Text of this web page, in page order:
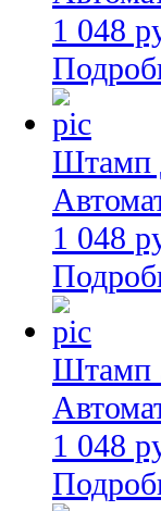
1 048
Штамп
1 048
Штамп
1 048